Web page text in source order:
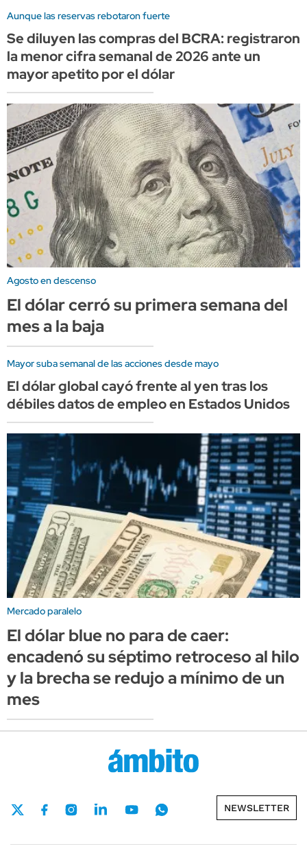
Aunque las reservas rebotaron fuerte
Se diluyen las compras del BCRA: registraron
la menor cifra semanal de 2026 ante un
mayor apetito por el dólar
Agosto en descenso
El dólar cerró su primera semana del
mes a la baja
Mayor suba semanal de las acciones desde mayo
El dólar global cayó frente al yen tras los
débiles datos de empleo en Estados Unidos
Mercado paralelo
El dólar blue no para de caer:
encadenó su séptimo retroceso al hilo
y la brecha se redujo a mínimo de un
mes
NEWSLETTER